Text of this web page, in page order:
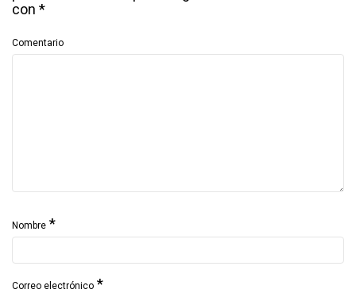
con *
Comentario
Nombre *
Correo electrónico *